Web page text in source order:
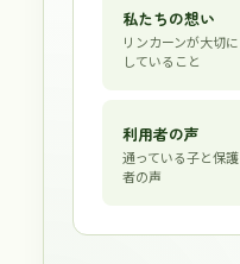
私たちの想い
リンカーンが大切に
していること
利用者の声
通っている子と保護
者の声